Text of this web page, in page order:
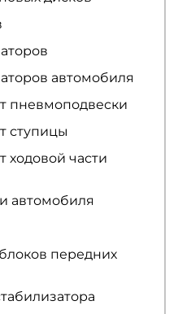
автомобиля
пневмоподвески
ступицы
ходовой части
автомобиля
передних